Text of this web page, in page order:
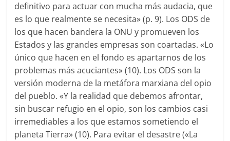
definitivo para actuar con mucha más audacia, que
es lo que realmente se necesita» (p. 9). Los ODS de
los que hacen bandera la ONU y promueven los
Estados y las grandes empresas son coartadas. «Lo
único que hacen en el fondo es apartarnos de los
problemas más acuciantes» (10). Los ODS son la
versión moderna de la metáfora marxiana del opio
del pueblo. «Y la realidad que debemos afrontar,
sin buscar refugio en el opio, son los cambios casi
irremediables a los que estamos sometiendo el
planeta Tierra» (10). Para evitar el desastre («La